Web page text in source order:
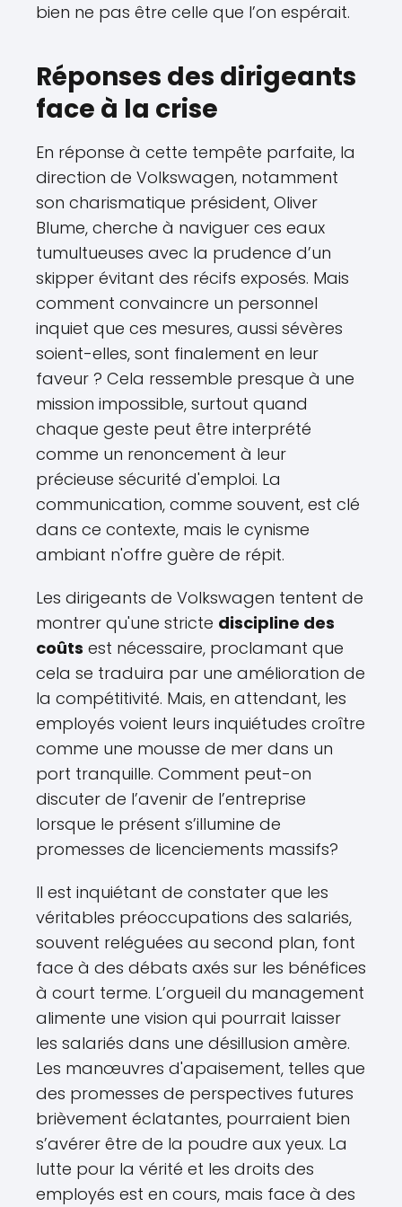
bien ne pas être celle que l’on espérait.
Réponses des dirigeants
face à la crise
En réponse à cette tempête parfaite, la
direction de Volkswagen, notamment
son charismatique président, Oliver
Blume, cherche à naviguer ces eaux
tumultueuses avec la prudence d’un
skipper évitant des récifs exposés. Mais
comment convaincre un personnel
inquiet que ces mesures, aussi sévères
soient-elles, sont finalement en leur
faveur ? Cela ressemble presque à une
mission impossible, surtout quand
chaque geste peut être interprété
comme un renoncement à leur
précieuse sécurité d'emploi. La
communication, comme souvent, est clé
dans ce contexte, mais le cynisme
ambiant n'offre guère de répit.
Les dirigeants de Volkswagen tentent de
montrer qu'une stricte discipline des
coûts est nécessaire, proclamant que
cela se traduira par une amélioration de
la compétitivité. Mais, en attendant, les
employés voient leurs inquiétudes croître
comme une mousse de mer dans un
port tranquille. Comment peut-on
discuter de l’avenir de l’entreprise
lorsque le présent s’illumine de
promesses de licenciements massifs?
Il est inquiétant de constater que les
véritables préoccupations des salariés,
souvent reléguées au second plan, font
face à des débats axés sur les bénéfices
à court terme. L’orgueil du management
alimente une vision qui pourrait laisser
les salariés dans une désillusion amère.
Les manœuvres d'apaisement, telles que
des promesses de perspectives futures
brièvement éclatantes, pourraient bien
s’avérer être de la poudre aux yeux. La
lutte pour la vérité et les droits des
employés est en cours, mais face à des